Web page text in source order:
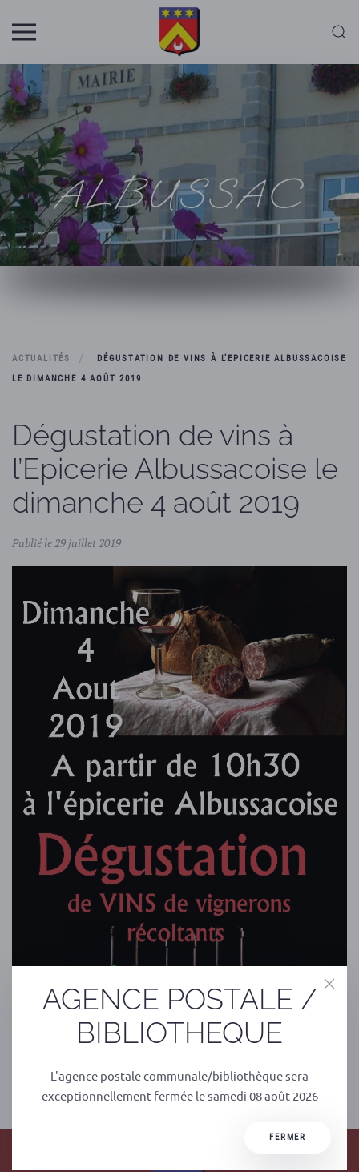
Skip to main content
ALBUSSAC
ACTUALITÉS
DÉGUSTATION DE VINS À L’EPICERIE ALBUSSACOISE
LE DIMANCHE 4 AOÛT 2019
Dégustation de vins à
l’Epicerie Albussacoise le
dimanche 4 août 2019
Publié le 29 juillet 2019
PRÉCÉDENT SUIVANT
AGENCE POSTALE /
BIBLIOTHEQUE
L'agence postale communale/bibliothèque sera
exceptionnellement fermée le samedi 08 août 2026
FERMER